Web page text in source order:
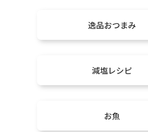
逸品おつまみ
減塩レシピ
お魚